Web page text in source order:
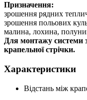
Призначення:
зрошення рядних
зрошення польових
малина, лохина,
Для монтажу системи
крапельної стрічки.
Характеристики
Відстань між